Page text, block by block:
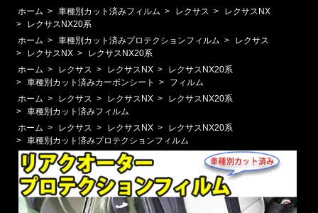
ホーム > 車種別カット済みフィルム > レクサス >
レクサスNX
>
レクサスNX20系
ホーム > 車種別カット済みプロテクションフィルム >
レクサス
>
レクサスNX >
レクサスNX20系
ホーム > レクサス > レクサスNX >
レクサスNX20系
> 車種別カット済みカーボンシート >
フィルム
ホーム > レクサス > レクサスNX >
レクサスNX20系
> 車種別カット済みフィルム
ホーム > レクサス > レクサスNX >
レクサスNX20系
> 車種別カット済みプロテクションフィルム